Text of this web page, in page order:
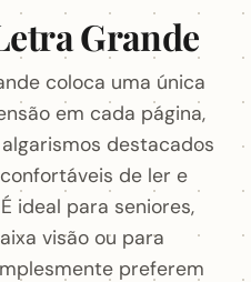
Grande
coloca uma única
em cada página,
destacados
de ler e
ideal para seniores,
visão ou para
preferem